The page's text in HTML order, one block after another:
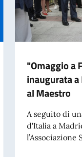
"Omaggio a
inaugurata
al Maestro
A seguito di
d'Italia a
l’Associazione